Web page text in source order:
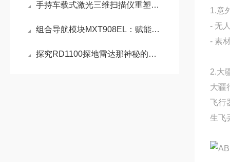
手持车载式激光三维扫描仪重塑测绘与感知边界
组合导航模块MXT908EL：赋能智能驾驶与机器人领域的厘米级定位
探究RD1100探地雷达那神秘的探测原理
1.意
- 无
- 素
2.大
大疆
飞行
生飞